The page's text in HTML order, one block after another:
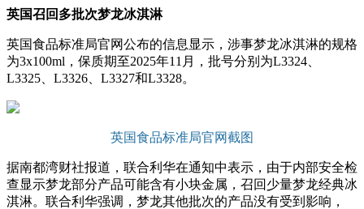
英国召回多批次梦龙冰淇淋
英国食品标准局官网公布的信息显示，涉事梦龙冰淇淋的规格
为3x100ml，保质期至2025年11月，批号分别为L3324、
L3325、L3326、L3327和L3328。
英国食品标准局官网截图
据南都湾财社报道，联合利华在通知中表示，由于内部安全检
查显示梦龙部分产品可能含有小块金属，召回少量梦龙经典冰
淇淋。联合利华强调，梦龙其他批次的产品没有受到影响，